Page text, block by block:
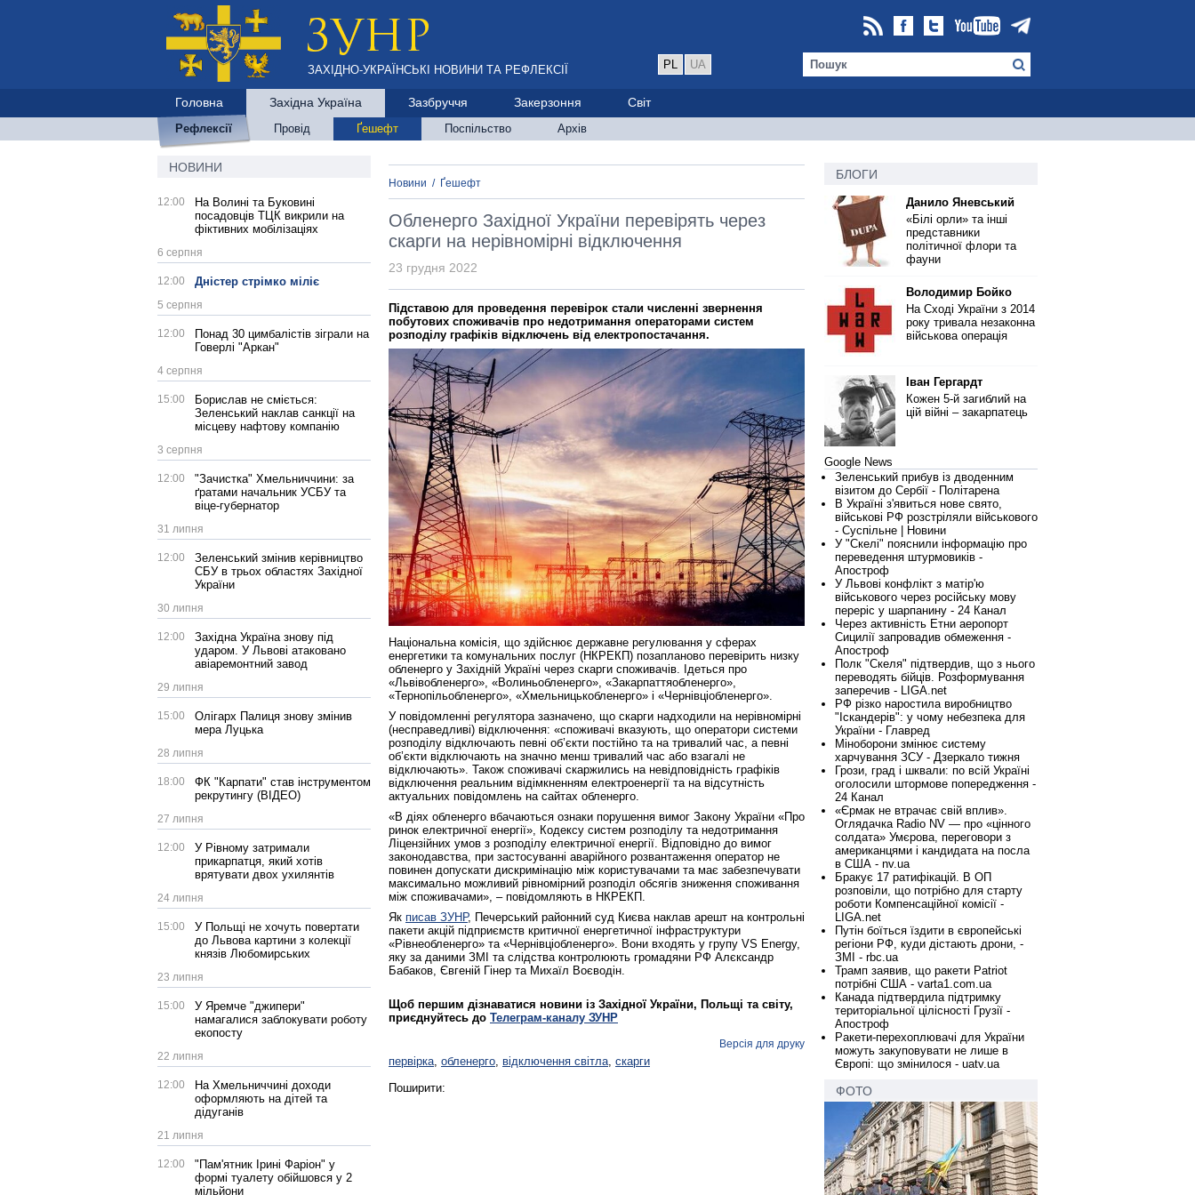
ЗАХІДНО-УКРАЇНСЬКІ НОВИНИ ТА РЕФЛЕКСІЇ PL UA
Головна Західна Україна Зазбруччя Закерзоння Світ
Рефлексії Провід Ґешефт Поспільство Архів
НОВИНИ
12:00
На Волині та Буковині
посадовців ТЦК викрили на
фіктивних мобілізаціях
6 серпня
12:00 Дністер стрімко міліє
5 серпня
12:00
Понад 30 цимбалістів зіграли на
Говерлі "Аркан"
4 серпня
15:00
Борислав не сміється:
Зеленський наклав санкції на
місцеву нафтову компанію
3 серпня
12:00
"Зачистка" Хмельниччини: за
ґратами начальник УСБУ та
віце-губернатор
31 липня
12:00
Зеленський змінив керівництво
СБУ в трьох областях Західної
України
30 липня
12:00
Західна Україна знову під
ударом. У Львові атаковано
авіаремонтний завод
29 липня
15:00
Олігарх Палиця знову змінив
мера Луцька
28 липня
18:00
ФК "Карпати" став інструментом
рекрутингу (ВІДЕО)
27 липня
12:00
У Рівному затримали
прикарпатця, який хотів
врятувати двох ухилянтів
24 липня
15:00
У Польщі не хочуть повертати
до Львова картини з колекції
князів Любомирських
23 липня
15:00
У Яремче "джипери"
намагалися заблокувати роботу
екопосту
22 липня
12:00
На Хмельниччині доходи
оформляють на дітей та
дідуганів
21 липня
12:00
"Пам'ятник Ірині Фаріон" у
формі туалету обійшовся у 2
мільйони
Новини / Ґешефт
Обленерго Західної України перевірять через
скарги на нерівномірні відключення
23 грудня 2022
Підставою для проведення перевірок стали численні звернення
побутових споживачів про недотримання операторами систем
розподілу графіків відключень від електропостачання.
Національна комісія, що здійснює державне регулювання у сферах
енергетики та комунальних послуг (НКРЕКП) позапланово перевірить низку
обленерго у Західній Україні через скарги споживачів. Ідеться про
«Львівобленерго», «Волиньобленерго», «Закарпаттяобленерго»,
«Тернопільобленерго», «Хмельницькобленерго» і «Чернівціобленерго».
У повідомленні регулятора зазначено, що скарги надходили на нерівномірні
(несправедливі) відключення: «споживачі вказують, що оператори системи
розподілу відключають певні об’єкти постійно та на тривалий час, а певні
об’єкти відключають на значно менш тривалий час або взагалі не
відключають». Також споживачі скаржились на невідповідність графіків
відключення реальним відімкненням електроенергії та на відсутність
актуальних повідомлень на сайтах обленерго.
«В діях обленерго вбачаються ознаки порушення вимог Закону України «Про
ринок електричної енергії», Кодексу систем розподілу та недотримання
Ліцензійних умов з розподілу електричної енергії. Відповідно до вимог
законодавства, при застосуванні аварійного розвантаження оператор не
повинен допускати дискримінацію між користувачами та має забезпечувати
максимально можливий рівномірний розподіл обсягів зниження споживання
між споживачами», – повідомляють в НКРЕКП.
Як писав ЗУНР, Печерський районний суд Києва наклав арешт на контрольні
пакети акцій підприємств критичної енергетичної інфраструктури
«Рівнеобленерго» та «Чернівціобленерго». Вони входять у групу VS Energy,
яку за даними ЗМІ та слідства контролюють громадяни РФ Алєксандр
Бабаков, Євгеній Гінер та Михаїл Воєводін.
Щоб першим дізнаватися новини із Західної України, Польщі та світу,
приєднуйтесь до Телеграм-каналу ЗУНР
Версія для друку
первірка, обленерго, відключення світла, скарги
Поширити:
БЛОГИ
Данило Яневський
«Білі орли» та інші
представники
політичної флори та
фауни
Володимир Бойко
На Сході України з 2014
року тривала незаконна
військова операція
Іван Гергардт
Кожен 5-й загиблий на
цій війні – закарпатець
Google News
Зеленський прибув із дводенним
візитом до Сербії - Політарена
В Україні з'явиться нове свято,
військові РФ розстріляли військового
- Суспільне | Новини
У "Скелі" пояснили інформацію про
переведення штурмовиків -
Апостроф
У Львові конфлікт з матір'ю
військового через російську мову
переріс у шарпанину - 24 Канал
Через активність Етни аеропорт
Сицилії запровадив обмеження -
Апостроф
Полк "Скеля" підтвердив, що з нього
переводять бійців. Розформування
заперечив - LIGA.net
РФ різко наростила виробництво
"Іскандерів": у чому небезпека для
України - Главред
Міноборони змінює систему
харчування ЗСУ - Дзеркало тижня
Грози, град і шквали: по всій Україні
оголосили штормове попередження -
24 Канал
«Єрмак не втрачає свій вплив».
Оглядачка Radio NV — про «цінного
солдата» Умєрова, переговори з
американцями і кандидата на посла
в США - nv.ua
Бракує 17 ратифікацій. В ОП
розповіли, що потрібно для старту
роботи Компенсаційної комісії -
LIGA.net
Путін боїться їздити в європейські
регіони РФ, куди дістають дрони, -
ЗМІ - rbc.ua
Трамп заявив, що ракети Patriot
потрібні США - varta1.com.ua
Канада підтвердила підтримку
територіальної цілісності Грузії -
Апостроф
Ракети-перехоплювачі для України
можуть закуповувати не лише в
Європі: що змінилося - uatv.ua
ФОТО